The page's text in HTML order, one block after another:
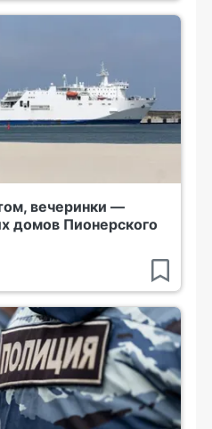
вечеринки —
домов Пионерского